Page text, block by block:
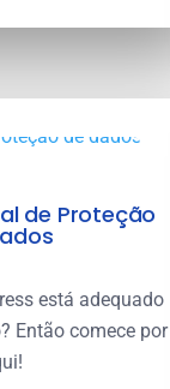
de Proteção
está adequado
Então comece por